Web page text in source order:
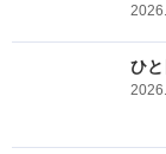
ひ